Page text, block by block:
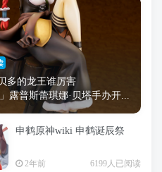
多的龙王谁厉害
」露普斯蕾琪娜·贝塔手办开...
申鹤原神wiki 申鹤诞辰祭
2年前 6199人已阅读
密 手机 海贼王
鬼灭 捆绑 萝莉
忍者 高木
高岭